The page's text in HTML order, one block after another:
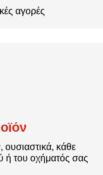
αγορές
ουσιαστικά, κάθε
ή του οχήματός σας